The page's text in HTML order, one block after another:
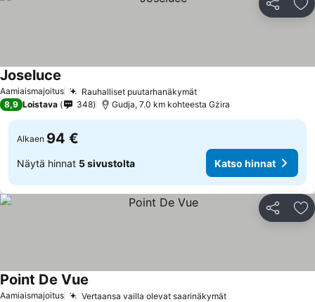
Jaa
Aamiaismajoitus Rauhalliset puutarhanäkymät
Joseluce
8,9 Loistava 348 Gudja, 7.0 km kohteesta Gżira
Alkaen 94 €
Näytä hinnat 5 sivustolta Katso hinnat
Jaa
Aamiaismajoitus Vertaansa vailla olevat saarinäkymät
Point De Vue